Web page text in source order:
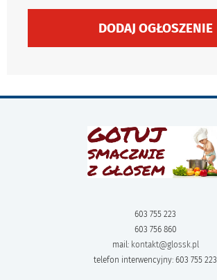
DODAJ OGŁOSZENIE
603 755 223
603 756 860
mail: kontakt@glossk.pl
telefon interwencyjny: 603 755 223